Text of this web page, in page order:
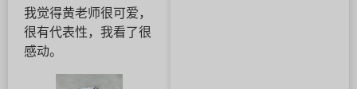
我觉得黄老师很可爱，
很有代表性，我看了很
感动。